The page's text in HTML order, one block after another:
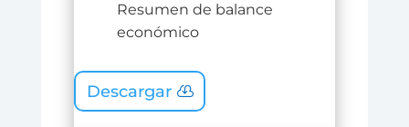
Resumen de balance
económico
Descargar